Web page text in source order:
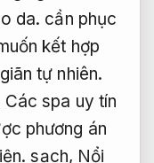
da. cần phục
kết hợp
tự nhiên.
Các spa uy tín
phương án
sạch, Nổi